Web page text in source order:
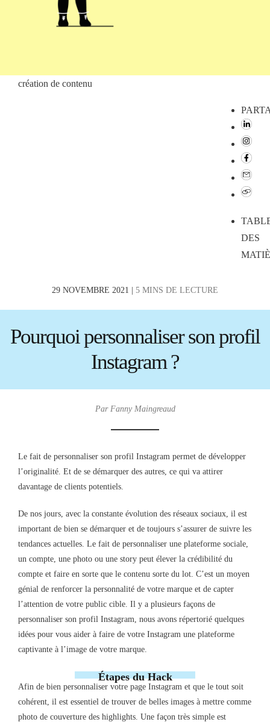
création de contenu
DES
29 NOVEMBRE 2021 | 5 MINS DE LECTURE
Pourquoi personnaliser son profil
Instagram ?
Par Fanny Maingreaud
Le fait de personnaliser son profil Instagram permet de développer
l’originalité. Et de se démarquer des autres, ce qui va attirer
davantage de clients potentiels.
De nos jours, avec la constante évolution des réseaux sociaux, il est
important de bien se démarquer et de toujours s’assurer de suivre les
tendances actuelles. Le fait de personnaliser une plateforme sociale,
un compte, une photo ou une story peut élever la crédibilité du
compte et faire en sorte que le contenu sorte du lot. C’est un moyen
génial de renforcer la personnalité de votre marque et de capter
l’attention de votre public cible. Il y a plusieurs façons de
personnaliser son profil Instagram, nous avons répertorié quelques
idées pour vous aider à faire de votre Instagram une plateforme
captivante à l’image de votre marque.
Étapes du Hack
Afin de bien personnaliser votre page Instagram et que le tout soit
cohérent, il est essentiel de trouver de belles images à mettre comme
photo de couverture des highlights. Une façon très simple est